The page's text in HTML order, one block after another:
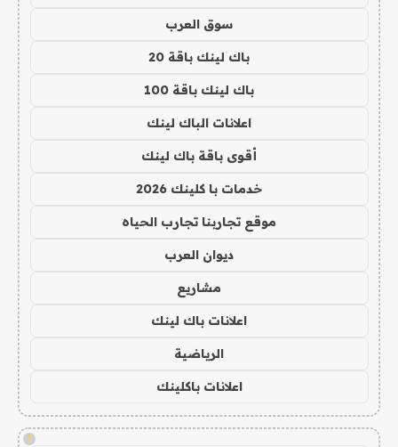
سوق العرب
باك لينك باقة 20
باك لينك باقة 100
اعلانات الباك لينك
أقوى باقة باك لينك
خدمات با كلينك 2026
موقع تجاربنا تجارب الحياه
ديوان العرب
مشاريع
اعلانات باك لينك
الرياضية
اعلانات باكلينك
!